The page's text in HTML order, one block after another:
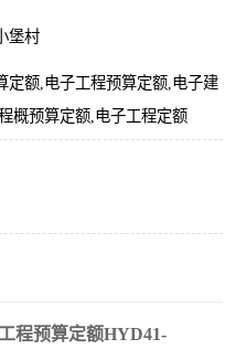
堡村
定额,电子工程预算定额,电子建
概预算定额,电子工程定额
程预算定额HYD41-
钢铁检修工程预算定额
冶金工业矿山建设工程预
算定额2
人防工程预算定额